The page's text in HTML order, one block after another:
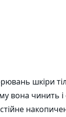
шкіри
вона